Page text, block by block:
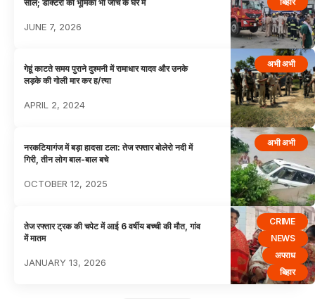
सील; डॉक्टरों की भूमिका भी जांच के घेरे में
JUNE 7, 2026
अभी अभी
गेहूं काटते समय पुराने दुश्मनी में रामाधार यादव और उनके
लड़के की गोली मार कर ह/त्या
APRIL 2, 2024
अभी अभी
नरकटियागंज में बड़ा हादसा टला: तेज रफ्तार बोलेरो नदी में
गिरी, तीन लोग बाल-बाल बचे
OCTOBER 12, 2025
CRIME
NEWS
अपराध
बिहार
तेज रफ्तार ट्रक की चपेट में आई 6 वर्षीय बच्ची की मौत, गांव
में मातम
JANUARY 13, 2026